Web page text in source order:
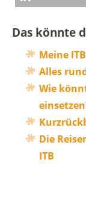
Das könnte
Meine
Alles
Wie
Die
ITB